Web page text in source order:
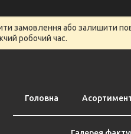
замовлення або залишити
робочий час.
Головна